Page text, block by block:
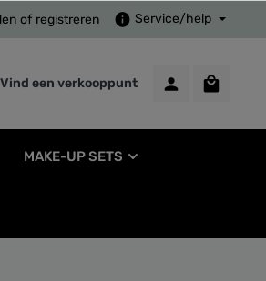
of registreren Service/help
Vind een verkooppunt
MAKE-UP SETS